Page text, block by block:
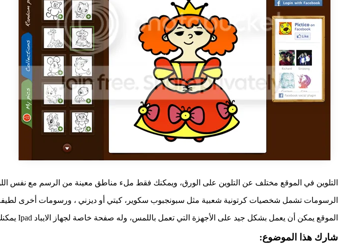
التلوين في الموقع مختلف عن التلوين على الورق، ويمكنك فقط ملء مناطق معينة من الرسم مع نفس
الرسومات تشمل شخصيات كرتونية شعبية مثل سبونجبوب سكوير، كيتي أو ديزني ، ورسومات أخرى لطيفة كذلك. الموقع ليده ما لا يقل عن 100 من
الموقع يمكن أن يعمل بشكل جيد على الأجهزة التي تعمل باللمس، وله صفحة خاصة لجهاز الايباد Ipad يمكنك أختيارها من صفحة
شارك هذا الموضوع: